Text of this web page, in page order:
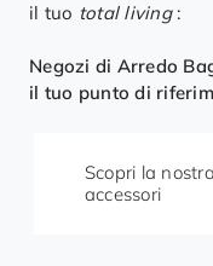
il tuo total living :
Negozi di Arredo
il tuo punto di
Scopri la
accessori